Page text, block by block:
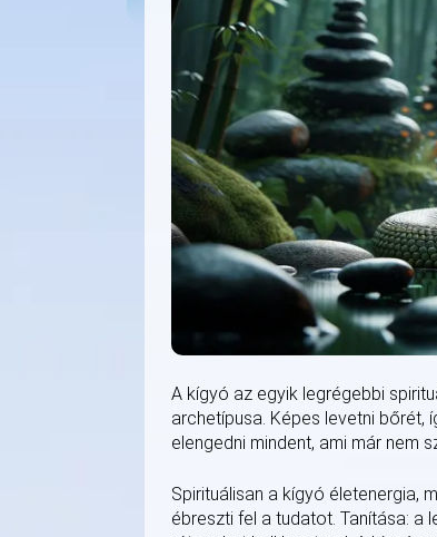
A kígyó az egyik legrégebbi
archetípusa. Képes levetni bőrét,
elengedni mindent, ami már nem
Spirituálisan a kígyó életenergia,
ébreszti fel a tudatot. Tanítása: a